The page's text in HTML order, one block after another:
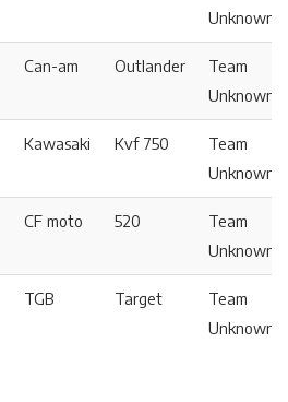
Unknown
Can-am Outlander
Team
Unknown
Kawasaki Kvf 750
Team
Unknown
CF moto 520
Team
Unknown
TGB Target
Team
Unknown